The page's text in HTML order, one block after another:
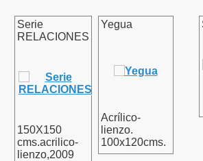
Serie
RELACIONES
150X150
cms.acrilico-
lienzo,2009
Yegua
Acrílico-
lienzo.
100x120cms.